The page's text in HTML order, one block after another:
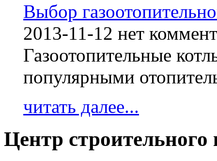
Выбор
2013-11-12 нет
Газоотопительные
популярными
читать далее...
Центр строительного